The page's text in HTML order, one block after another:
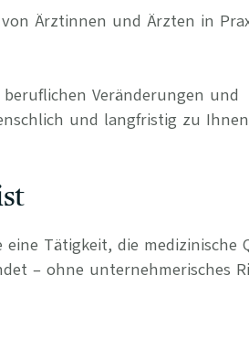
Ärztinnen und Ärzten in
Veränderungen und
und langfristig zu
Tätigkeit, die medizinische
– ohne unternehmerisches